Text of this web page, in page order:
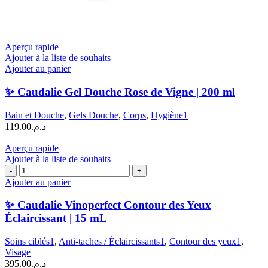
Aperçu rapide
Ajouter à la liste de souhaits
Ajouter au panier
✨ Caudalie Gel Douche Rose de Vigne | 200 ml
Bain et Douche, Gels Douche, Corps, Hygiène1
د.م.119.00
Aperçu rapide
Ajouter à la liste de souhaits
quantité
de
Caudalie
Vinoperfect
Contour
Yeux
Éclaircissant
|
Ajouter au panier
✨ Caudalie Vinoperfect Contour des Yeux
Éclaircissant | 15 mL
Soins ciblés1 , Anti-taches / Éclaircissants1 , Contour des yeux1 ,
Visage
د.م.395.00